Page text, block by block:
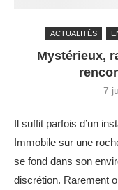
ACTUALITÉS
Mystérieux,
7
Il suffit parfois d’un
Immobile sur une
se fond dans son
discrétion. Rarement